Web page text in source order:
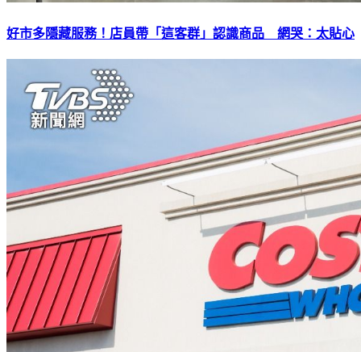
好市多隱藏服務！店員帶「這客群」認識商品 網哭：太貼心